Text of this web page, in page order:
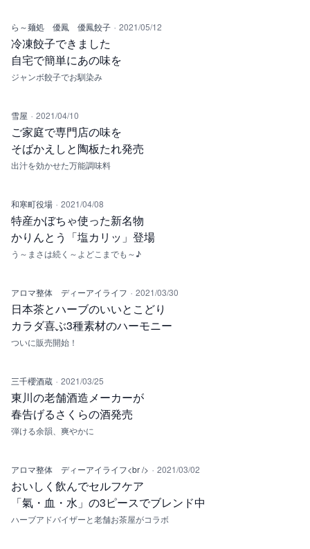
ら～麺処 優鳳 優鳳餃子 · 2021/05/12
冷凍餃子できました
自宅で簡単にあの味を
ジャンボ餃子でお馴染み
雪屋 · 2021/04/10
ご家庭で専門店の味を
そばかえしと陶板たれ発売
出汁を効かせた万能調味料
和寒町役場 · 2021/04/08
特産かぼちゃ使った新名物
かりんとう「塩カリッ」登場
う～まさは続く～よどこまでも～♪
アロマ整体 ディーアイライフ · 2021/03/30
日本茶とハーブのいいとこどり
カラダ喜ぶ3種素材のハーモニー
ついに販売開始！
三千櫻酒蔵 · 2021/03/25
東川の老舗酒造メーカーが
春告げるさくらの酒発売
弾ける余韻、爽やかに
アロマ整体 ディーアイライフ<br /> · 2021/03/02
おいしく飲んでセルフケア
「氣・血・水」の3ピースでブレンド中
ハーブアドバイザーと老舗お茶屋がコラボ